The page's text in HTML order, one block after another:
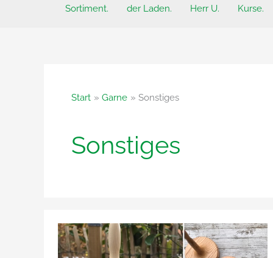
Sortiment. der Laden. Herr U. Kurse.
Start Garne Sonstiges
Sonstiges